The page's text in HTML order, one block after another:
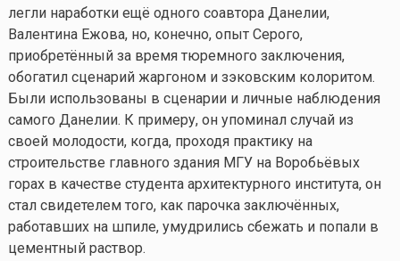
легли наработки ещё одного соавтора Данелии,
Валентина Ежова, но, конечно, опыт Серого,
приобретённый за время тюремного заключения,
обогатил сценарий жаргоном и зэковским колоритом.
Были использованы в сценарии и личные наблюдения
самого Данелии. К примеру, он упоминал случай из
своей молодости, когда, проходя практику на
строительстве главного здания МГУ на Воробьёвых
горах в качестве студента архитектурного института, он
стал свидетелем того, как парочка заключённых,
работавших на шпиле, умудрились сбежать и попали в
цементный раствор.